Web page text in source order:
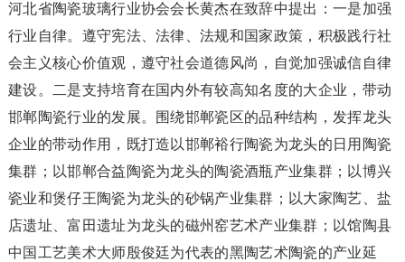
河北省陶瓷玻璃行业协会会长黄杰在致辞中提出：一是加强
行业自律。遵守宪法、法律、法规和国家政策，积极践行社
会主义核心价值观，遵守社会道德风尚，自觉加强诚信自律
建设。二是支持培育在国内外有较高知名度的大企业，带动
邯郸陶瓷行业的发展。围绕邯郸瓷区的品种结构，发挥龙头
企业的带动作用，既打造以邯郸裕行陶瓷为龙头的日用陶瓷
集群；以邯郸合益陶瓷为龙头的陶瓷酒瓶产业集群；以博兴
瓷业和煲仔王陶瓷为龙头的砂锅产业集群；以大家陶艺、盐
店遗址、富田遗址为龙头的磁州窑艺术产业集群；以馆陶县
中国工艺美术大师殷俊廷为代表的黑陶艺术陶瓷的产业延